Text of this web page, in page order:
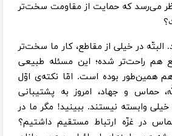
می‌رسد که حمایت از مقاومت سخت‌تر
در خیلی از مقاطع، کار ما سخت‌تر
هم راحت‌تر شده؛ این مسئله طبیعی
هم همین‌طور بوده است. امّا نکته‌ی اوّل
حماس و جهاد، امروز به پشتیبانی
وابسته نیستند. ببینید! مگر ما در
در غزّه ارتباط مستقیم داشتیم؟